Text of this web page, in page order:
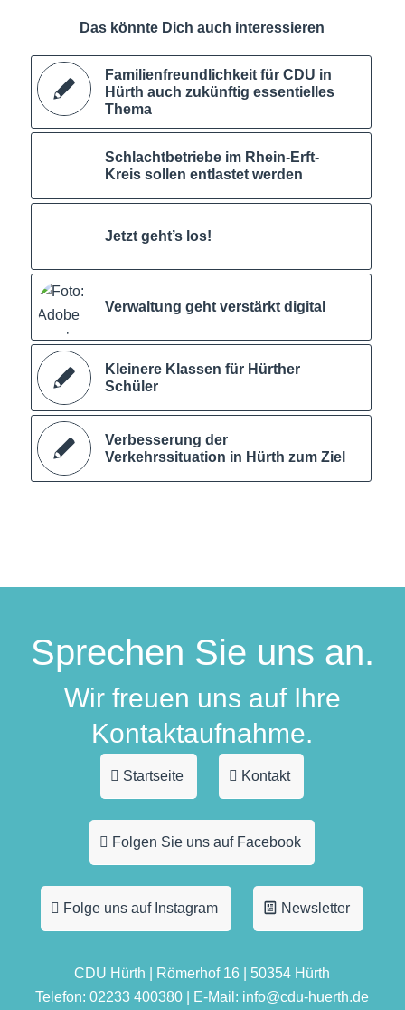
Das könnte Dich auch interessieren
Familienfreundlichkeit für CDU in
Hürth auch zukünftig essentielles
Thema
Schlachtbetriebe im Rhein-Erft-
Kreis sollen entlastet werden
Jetzt geht’s los!
Verwaltung geht verstärkt digital
Kleinere Klassen für Hürther
Schüler
Verbesserung der
Verkehrssituation in Hürth zum Ziel
Sprechen Sie uns an.
Wir freuen uns auf Ihre
Kontaktaufnahme.
Startseite Kontakt
Folgen Sie uns auf Facebook
Folge uns auf Instagram Newsletter
CDU Hürth | Römerhof 16 | 50354 Hürth
Telefon: 02233 400380 | E-Mail: info@cdu-huerth.de